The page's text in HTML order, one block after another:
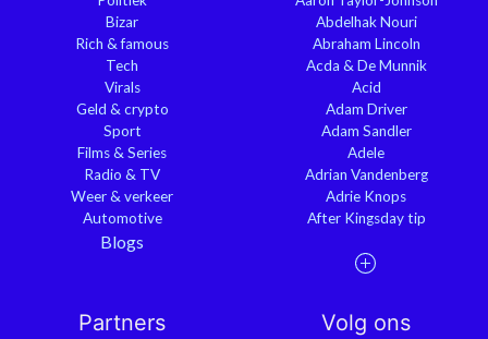
Bizar
Rich & famous
Tech
Virals
Geld & crypto
Sport
Films & Series
Radio & TV
Weer & verkeer
Automotive
Blogs
Abdelhak Nouri
Abraham Lincoln
Acda & De Munnik
Acid
Adam Driver
Adam Sandler
Adele
Adrian Vandenberg
Adrie Knops
After Kingsday tip
Partners Volg ons